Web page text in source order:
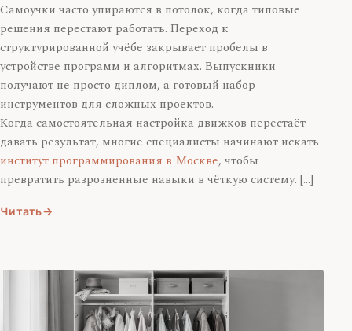
Самоучки часто упираются в потолок, когда типовые
решения перестают работать. Переход к
структурированной учёбе закрывает пробелы в
устройстве программ и алгоритмах. Выпускники
получают не просто диплом, а готовый набор
инструментов для сложных проектов.
Когда самостоятельная настройка движков перестаёт
давать результат, многие специалисты начинают искать
институт программирования в Москве, чтобы
превратить разрозненные навыки в чёткую систему. […]
Читать